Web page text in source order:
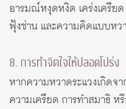
อารมณ์หงุดหงิด เคร่งเครีย
ฟุ้งซ่าน และความคิดแบบหว
8. การทำจิตใจให้ปลอดโปร่ง
หากความหวาดระแวงเกิดจ
ความเครียด การทำสมาธิ